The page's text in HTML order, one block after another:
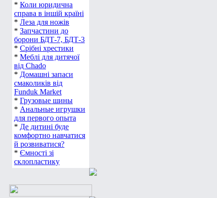
* Коли юридична
справа в іншій країні
* Леза для ножів
* Запчастини до
борони БДТ-7, БДТ-3
* Срібні хрестики
* Меблі для дитячої
від Chado
* Домашні запаси
смаколиків від
Funduk Market
* Грузовые шины
* Анальные игрушки
для первого опыта
* Де дитині буде
комфортно навчатися
й розвиватися?
* Ємності зі
склопластику